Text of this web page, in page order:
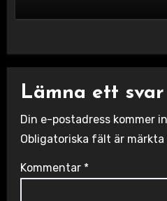
Lämna ett svar
Din e-postadress kommer
Obligatoriska fält är märkta
Kommentar *